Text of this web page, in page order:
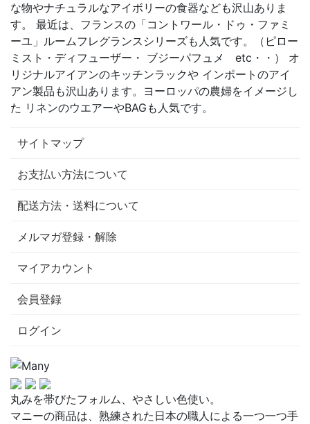
な物やナチュラルなアイボリーの食器なども沢山ありま
す。 最近は、フランスの「コントワール・ドゥ・ファミ
ーユ」ルームフレグランスシリーズも人気です。（ピロー
ミスト・ディフューザー・ ブジーパフュメ etc・・） オ
リジナルアイアンのキッチンラックや インポートのアイ
アン製品も沢山あります。ヨーロッパの農婦をイメージし
た リネンのウエアーやBAGも人気です。
サイトマップ
お支払い方法について
配送方法・送料について
メルマガ登録・解除
マイアカウント
会員登録
ログイン
丸みを帯びたフォルム、やさしい色使い。
マニーの商品は、熟練された日本の職人による一つ一つ手